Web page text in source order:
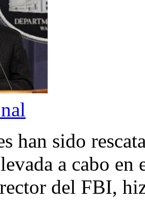
han sido
a cabo
del FBI,